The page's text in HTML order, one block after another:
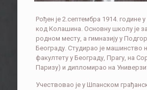
Рођен је 2.септембра 1914. године
код Колашина. Основну школу је
родном месту, а гимназију у
Београду. Студирао је машинство
факултету у Београду, Прагу, на
Паризу) и дипломирао на
Учествовао је у Шпанском